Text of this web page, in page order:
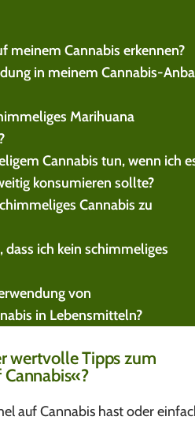
meinem Cannabis erkennen?
in meinem Cannabis-
Marihuana
Cannabis tun, wenn ich
konsumieren sollte?
Cannabis zu
ich kein schimmeliges
von
in Lebensmitteln?
wertvolle Tipps zum
auf Cannabis hast oder